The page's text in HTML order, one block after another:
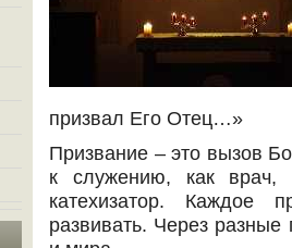
призвал Его Отец…»
Призвание – это вызов
к служению, как врач,
катехизатор. Каждое
развивать. Через разные